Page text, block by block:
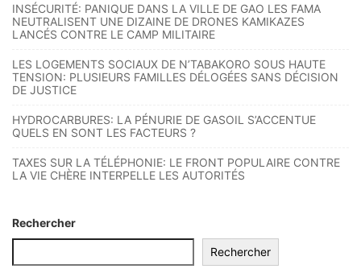
INSÉCURITÉ: PANIQUE DANS LA VILLE DE GAO LES FAMA
NEUTRALISENT UNE DIZAINE DE DRONES KAMIKAZES
LANCÉS CONTRE LE CAMP MILITAIRE
LES LOGEMENTS SOCIAUX DE N’TABAKORO SOUS HAUTE
TENSION: PLUSIEURS FAMILLES DÉLOGÉES SANS DÉCISION
DE JUSTICE
HYDROCARBURES: LA PÉNURIE DE GASOIL S’ACCENTUE
QUELS EN SONT LES FACTEURS ?
TAXES SUR LA TÉLÉPHONIE: LE FRONT POPULAIRE CONTRE
LA VIE CHÈRE INTERPELLE LES AUTORITÉS
Rechercher
Rechercher